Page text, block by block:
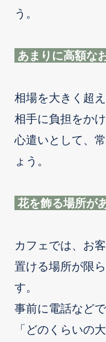
う。
あまりに高額な
相場を大きく超
相手に負担をか
心遣いとして、
ょう。
花を飾る場所が
カフェでは、お
置ける場所が限
す。
事前に電話など
「どのくらいの